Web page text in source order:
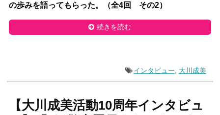
の歩みを語ってもらった。（全4回 その2）
続きを読む
インタビュー 大川成美
【大川成美活動10周年インタビュ